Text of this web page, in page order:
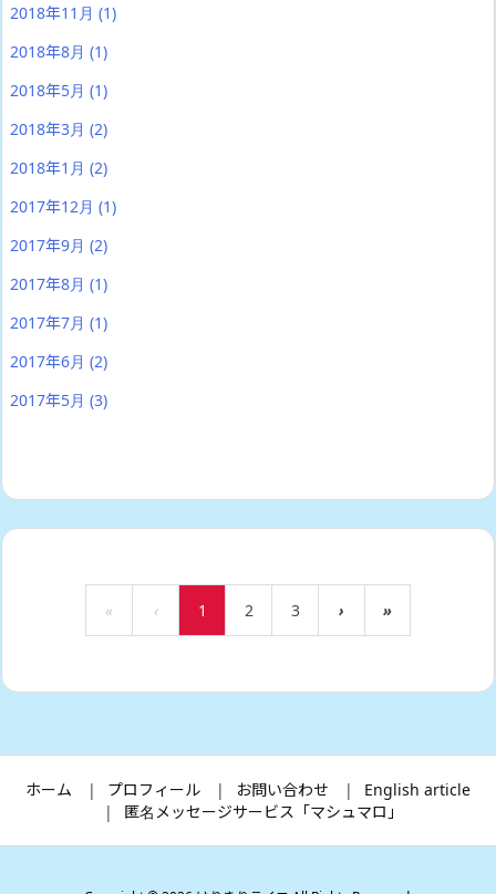
2018年11月 (1)
2018年8月 (1)
2018年5月 (1)
2018年3月 (2)
2018年1月 (2)
2017年12月 (1)
2017年9月 (2)
2017年8月 (1)
2017年7月 (1)
2017年6月 (2)
2017年5月 (3)
« ‹ 1 2 3 › »
ホーム プロフィール お問い合わせ
English article
匿名メッセージサービス「マシュマロ」